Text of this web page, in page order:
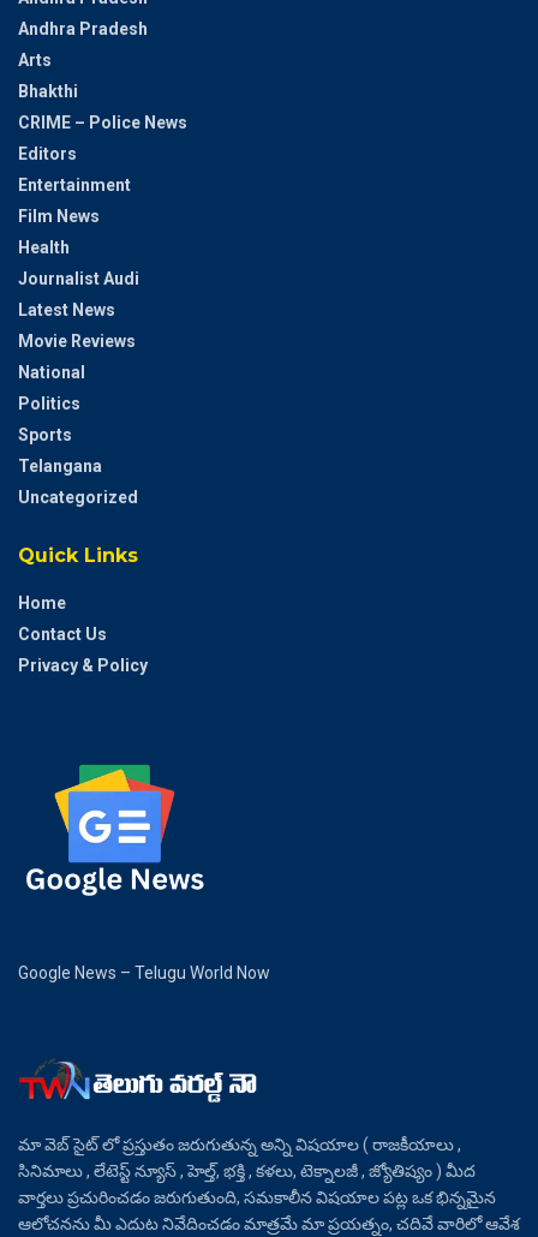
Andhra Pradesh
Arts
Bhakthi
CRIME – Police News
Editors
Entertainment
Film News
Health
Journalist Audi
Latest News
Movie Reviews
National
Politics
Sports
Telangana
Uncategorized
Quick Links
Home
Contact Us
Privacy & Policy
Google News – Telugu World Now
మా వెబ్ సైట్ లో ప్రస్తుతం జరుగుతున్న అన్ని విషయాల ( రాజకీయాలు ,
సినిమాలు , లేటెస్ట్ న్యూస్ , హెల్త్, భక్తి , కళలు, టెక్నాలజీ , జ్యోతిష్యం ) మీద
వార్తలు ప్రచురించడం జరుగుతుంది, సమకాలీన విషయాల పట్ల ఒక భిన్నమైన
ఆలోచనను మీ ఎదుట నివేదించడం మాత్రమే మా ప్రయత్నం, చదివే వారిలో ఆవేశ